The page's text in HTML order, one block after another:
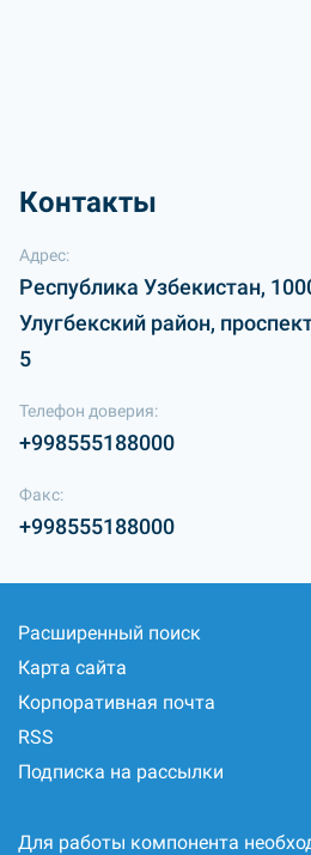
Контакты
Адрес:
Республика Узбекистан,
Улугбекский район,
5
Телефон доверия:
+998555188000
Факс:
+998555188000
Расширенный поиск
Карта сайта
Корпоративная почта
RSS
Подписка на рассылки
Для работы компонента